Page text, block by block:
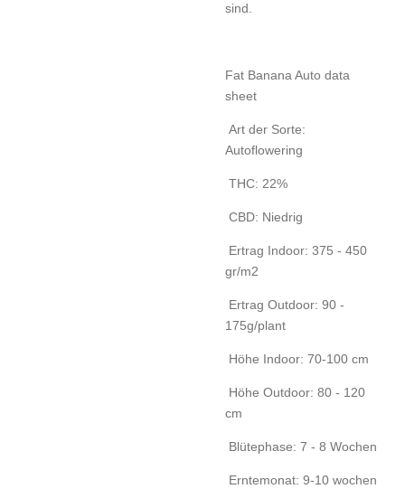
sind.
Fat Banana Auto data
sheet
Art der Sorte:
Autoflowering
THC: 22%
CBD: Niedrig
Ertrag Indoor: 375 - 450
gr/m2
Ertrag Outdoor: 90 -
175g/plant
Höhe Indoor: 70-100 cm
Höhe Outdoor: 80 - 120
cm
Blütephase: 7 - 8 Wochen
Erntemonat: 9-10 wochen